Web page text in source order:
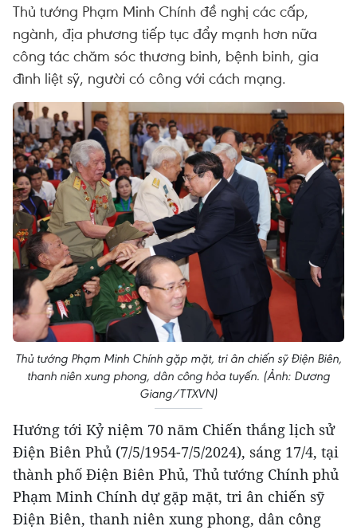
Thủ tướng Phạm Minh Chính đề nghị các cấp,
ngành, địa phương tiếp tục đẩy mạnh hơn nữa
công tác chăm sóc thương binh, bệnh binh, gia
đình liệt sỹ, người có công với cách mạng.
Thủ tướng Phạm Minh Chính gặp mặt, tri ân chiến sỹ Điện Biên,
thanh niên xung phong, dân công hỏa tuyến. (Ảnh: Dương
Giang/TTXVN)
Hướng tới Kỷ niệm 70 năm Chiến thắng lịch sử
Điện Biên Phủ (7/5/1954-7/5/2024), sáng 17/4, tại
thành phố Điện Biên Phủ, Thủ tướng Chính phủ
Phạm Minh Chính dự gặp mặt, tri ân chiến sỹ
Điện Biên, thanh niên xung phong, dân công